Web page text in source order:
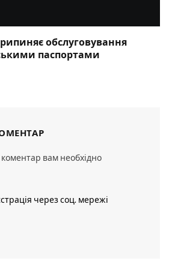
обслуговування
паспортами
вам необхідно
через соц. мережі